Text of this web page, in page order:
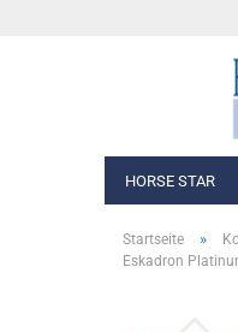
HORSE STAR
Startseite »
Eskadron